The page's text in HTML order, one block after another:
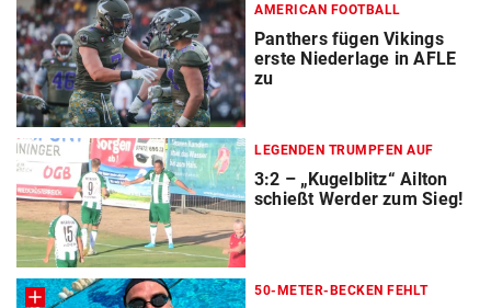
AMERICAN FOOTBALL
Panthers fügen Vikings
erste Niederlage in AFLE
zu
LEGENDEN TRUMPFEN AUF
3:2 – „Kugelblitz“ Ailton
schießt Werder zum Sieg!
50-METER-BECKEN FEHLT